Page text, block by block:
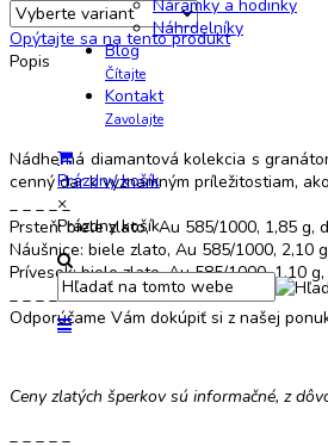
Náramky a hodinky
Náhrdelníky
Blog
Čítajte
Kontakt
Zavolajte
Prázdny košík
×
Prázdny košík
Opýtajte sa na tento produkt
Popis
Zlaté šperky s diamantom
Nádherná diamantová kolekcia s
cenný dar k významným príležitostiam,
_ _ _ _ _
Prsteň: biele zlato, Au 585/1000, 1,85 g,
Náušnice: biele zlato, Au 585/1000, 2,10
Prívesok: biele zlato, Au 585/1000, 1,10
_ _ _ _ _
Odporúčame Vám dokúpiť si z našej
Ceny zlatých šperkov sú informačné, z